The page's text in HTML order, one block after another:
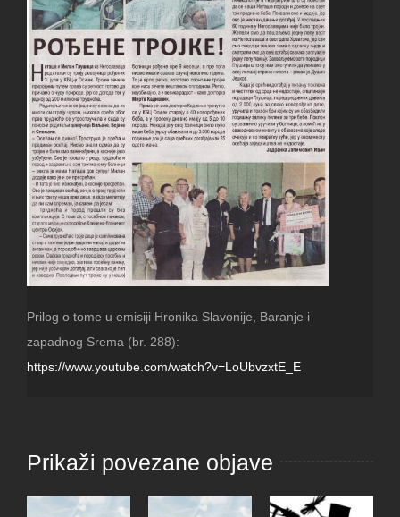
Prilog o tome u emisiji Hronika Slavonije, Baranje i
zapadnog Srema (br. 288):
https://www.youtube.com/watch?v=LoUbvzxtE_E
Prikaži povezane objave